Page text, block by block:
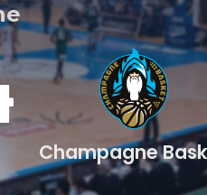
Champagne